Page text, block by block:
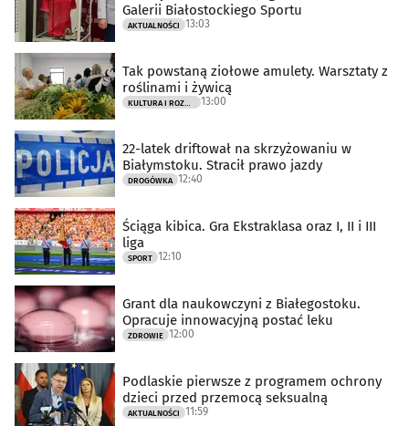
Galerii Białostockiego Sportu
AKTUALNOŚCI 13:03
Tak powstaną ziołowe amulety. Warsztaty z
roślinami i żywicą
KULTURA I ROZRYWKA 13:00
22-latek driftował na skrzyżowaniu w
Białymstoku. Stracił prawo jazdy
DROGÓWKA 12:40
Ściąga kibica. Gra Ekstraklasa oraz I, II i III
liga
SPORT 12:10
Grant dla naukowczyni z Białegostoku.
Opracuje innowacyjną postać leku
ZDROWIE 12:00
Podlaskie pierwsze z programem ochrony
dzieci przed przemocą seksualną
AKTUALNOŚCI 11:59